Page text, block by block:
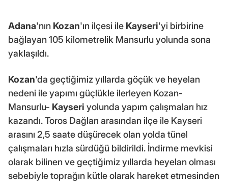
Adana'nın Kozan'ın ilçesi ile Kayseri'yi birbirine
bağlayan 105 kilometrelik Mansurlu yolunda sona
yaklaşıldı.
Kozan'da geçtiğimiz yıllarda göçük ve heyelan
nedeni ile yapımı güçlükle ilerleyen Kozan-
Mansurlu- Kayseri yolunda yapım çalışmaları hız
kazandı. Toros Dağları arasından ilçe ile Kayseri
arasını 2,5 saate düşürecek olan yolda tünel
çalışmaları hızla sürdüğü bildirildi. İndirme mevkisi
olarak bilinen ve geçtiğimiz yıllarda heyelan olması
sebebiyle toprağın kütle olarak hareket etmesinden